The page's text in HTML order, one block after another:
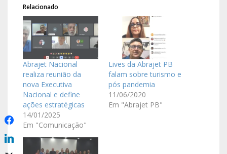
Relacionado
Abrajet Nacional
realiza reunião da
nova Executiva
Nacional e define
ações estratégicas
14/01/2025
Em "Comunicação"
Lives da Abrajet PB
falam sobre turismo e
pós pandemia
11/06/2020
Em "Abrajet PB"